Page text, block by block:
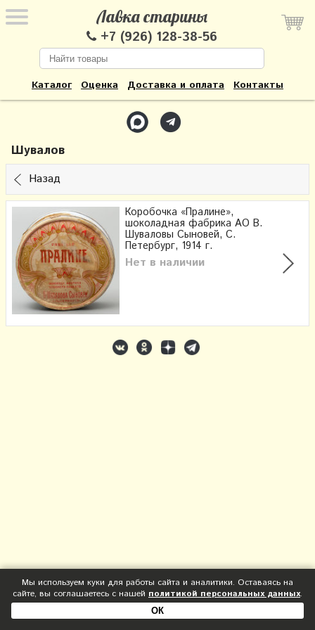
Лавка старины
+7 (926) 128-38-56
Каталог Оценка Доставка и оплата Контакты
Шувалов
Назад
Коробочка «Пралине»,
шоколадная фабрика АО В.
Шуваловы Сыновей, С.
Петербург, 1914 г.
Нет в наличии
Мы используем куки для работы сайта и аналитики. Оставаясь на
сайте, вы соглашаетесь с нашей политикой персональных данных.
ОК